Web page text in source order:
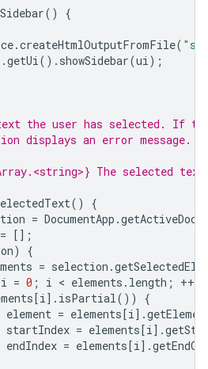
()
{
.createHtmlOutputFromFile(
.getUi(). showSidebar(ui);
the user has selected. If
displays an error message.
The selected
()
{
= DocumentApp .
= [];
)
{
= selection .
i = 0 ; i < elements . length ; ++
[i]. isPartial())
{
element = elements[i].
startIndex = elements[i].
endIndex = elements[i].